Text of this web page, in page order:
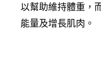
以幫助維持體重，
能量及增長肌肉。